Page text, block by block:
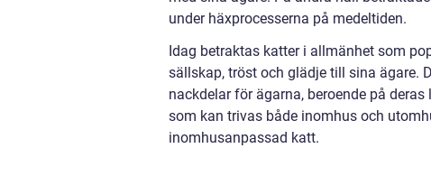
under häxprocesserna på medeltiden.
Idag betraktas katter i allmänhet som
sällskap, tröst och glädje till sina ägare.
nackdelar för ägarna, beroende på
som kan trivas både inomhus och
inomhusanpassad katt.